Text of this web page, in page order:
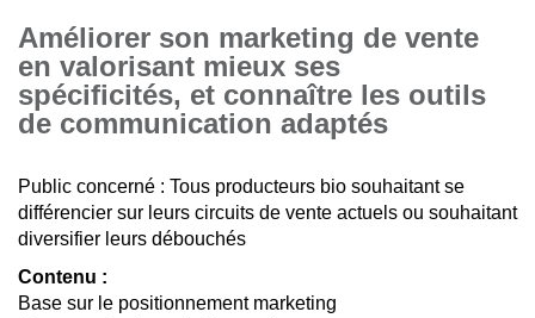
Améliorer son marketing de vente
en valorisant mieux ses
spécificités, et connaître les outils
de communication adaptés
Public concerné : Tous producteurs bio souhaitant se
différencier sur leurs circuits de vente actuels ou souhaitant
diversifier leurs débouchés
Contenu :
Base sur le positionnement marketing